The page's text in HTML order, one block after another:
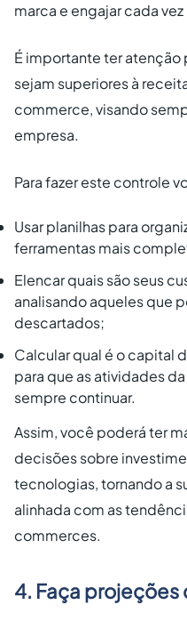
marca e engajar cada
É importante ter atenção
sejam superiores à
commerce, visando
empresa.
Para fazer este controle
Usar planilhas para
ferramentas mais
Elencar quais são seus
analisando aqueles que
descartados;
Calcular qual é o capital
para que as atividades
sempre continuar.
Assim, você poderá ter
decisões sobre
tecnologias, tornando a
alinhada com as
commerces.
4. Faça